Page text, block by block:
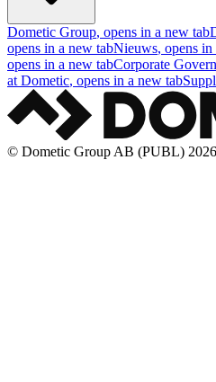
Dometic Group, opens in a new tab
opens in a new tabNieuws, opens
opens in a new tabCorporate
at Dometic, opens in a new tab
© Dometic Group AB (PUBL) 2026